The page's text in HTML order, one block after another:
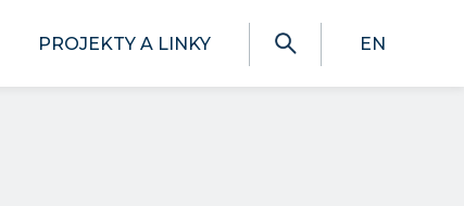
PROJEKTY A LINKY EN